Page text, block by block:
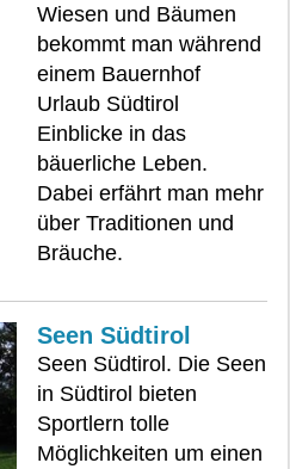
Wiesen und Bäumen
bekommt man während
einem Bauernhof
Urlaub Südtirol
Einblicke in das
bäuerliche Leben.
Dabei erfährt man mehr
über Traditionen und
Bräuche.
Seen Südtirol
Seen Südtirol. Die Seen
in Südtirol bieten
Sportlern tolle
Möglichkeiten um einen